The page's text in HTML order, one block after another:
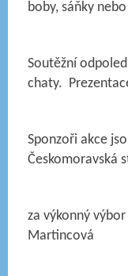
boby, sáňky
Soutěžní
chaty.
Sponzoři akce
Českomoravská
za výkonný
Martincová